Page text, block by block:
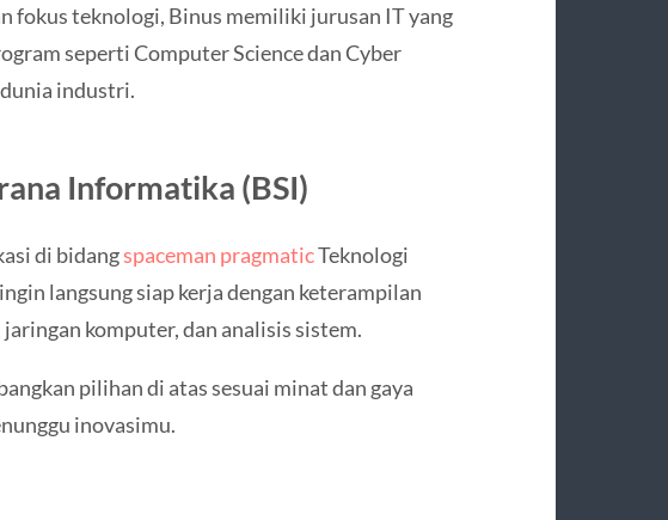
fokus teknologi, Binus memiliki jurusan IT yang
seperti Computer Science dan Cyber
industri.
Informatika (BSI)
di bidangspaceman pragmaticTeknologi
langsung siap kerja dengan keterampilan
komputer, dan analisis sistem.
pilihan di atas sesuai minat dan gaya
inovasimu.